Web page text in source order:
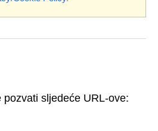
sljedeće URL-ove: